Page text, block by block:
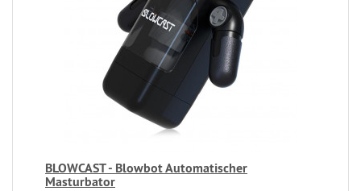
BLOWCAST - Blowbot Automatischer
Masturbator